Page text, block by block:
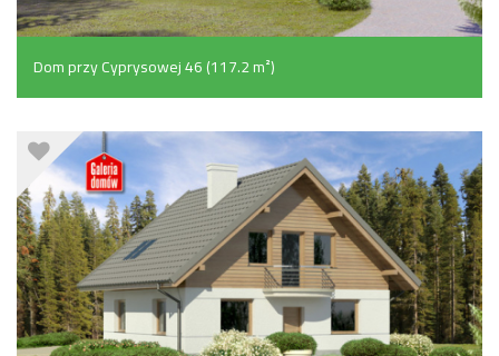
Dom przy Cyprysowej 46 (117.2 m²)